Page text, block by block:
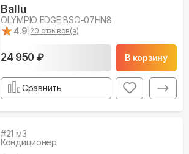
Ballu
OLYMPIO EDGE BSO-07HN8
★
★4.9 20 отзывов(а)
24 950 ₽ В корзину
Сравнить
#21 м3
Кондиционер